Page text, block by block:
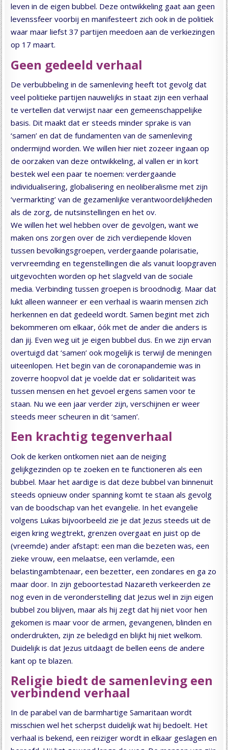
leven in de eigen bubbel. Deze ontwikkeling gaat aan geen
levenssfeer voorbij en manifesteert zich ook in de politiek
waar maar liefst 37 partijen meedoen aan de verkiezingen
op 17 maart.
Geen gedeeld verhaal
De verbubbeling in de samenleving heeft tot gevolg dat
veel politieke partijen nauwelijks in staat zijn een verhaal
te vertellen dat verwijst naar een gemeenschappelijke
basis. Dit maakt dat er steeds minder sprake is van
‘samen’ en dat de fundamenten van de samenleving
ondermijnd worden. We willen hier niet zozeer ingaan op
de oorzaken van deze ontwikkeling, al vallen er in kort
bestek wel een paar te noemen: verdergaande
individualisering, globalisering en neoliberalisme met zijn
‘vermarkting’ van de gezamenlijke verantwoordelijkheden
als de zorg, de nutsinstellingen en het ov.
We willen het wel hebben over de gevolgen, want we
maken ons zorgen over de zich verdiepende kloven
tussen bevolkingsgroepen, verdergaande polarisatie,
vervreemding en tegenstellingen die als vanuit loopgraven
uitgevochten worden op het slagveld van de sociale
media. Verbinding tussen groepen is broodnodig. Maar dat
lukt alleen wanneer er een verhaal is waarin mensen zich
herkennen en dat gedeeld wordt. Samen begint met zich
bekommeren om elkaar, óók met de ander die anders is
dan jij. Even weg uit je eigen bubbel dus. En we zijn ervan
overtuigd dat ‘samen’ ook mogelijk is terwijl de meningen
uiteenlopen. Het begin van de coronapandemie was in
zoverre hoopvol dat je voelde dat er solidariteit was
tussen mensen en het gevoel ergens samen voor te
staan. Nu we een jaar verder zijn, verschijnen er weer
steeds meer scheuren in dit ‘samen’.
Een krachtig tegenverhaal
Ook de kerken ontkomen niet aan de neiging
gelijkgezinden op te zoeken en te functioneren als een
bubbel. Maar het aardige is dat deze bubbel van binnenuit
steeds opnieuw onder spanning komt te staan als gevolg
van de boodschap van het evangelie. In het evangelie
volgens Lukas bijvoorbeeld zie je dat Jezus steeds uit de
eigen kring wegtrekt, grenzen overgaat en juist op de
(vreemde) ander afstapt: een man die bezeten was, een
zieke vrouw, een melaatse, een verlamde, een
belastingambtenaar, een bezetter, een zondares en ga zo
maar door. In zijn geboortestad Nazareth verkeerden ze
nog even in de veronderstelling dat Jezus wel in zijn eigen
bubbel zou blijven, maar als hij zegt dat hij niet voor hen
gekomen is maar voor de armen, gevangenen, blinden en
onderdrukten, zijn ze beledigd en blijkt hij niet welkom.
Duidelijk is dat Jezus uitdaagt de bellen eens de andere
kant op te blazen.
Religie biedt de samenleving een
verbindend verhaal
In de parabel van de barmhartige Samaritaan wordt
misschien wel het scherpst duidelijk wat hij bedoelt. Het
verhaal is bekend, een reiziger wordt in elkaar geslagen en